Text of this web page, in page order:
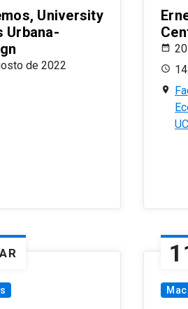
University
Urbana-
de 2022
UC